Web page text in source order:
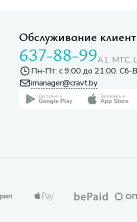
Обслуживание
637-88-99A1, МТС,
Пн-Пт: с 9:00 до 21:00. Сб-
imanager@cravt.by